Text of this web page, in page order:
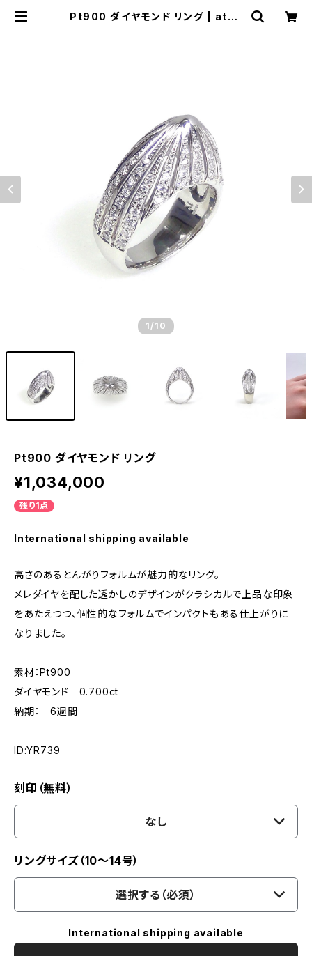
Pt900 ダイヤモンド リング | ateli
1 /10
Pt900 ダイヤモンド リング
¥1,034,000
残り1点
International shipping available
高さのあるとんがりフォルムが魅力的なリング。
メレダイヤを配した透かしのデザインがクラシカルで上品な印象
をあたえつつ、個性的なフォルムでインパクトもある仕上がりに
なりました。
素材：Pt900
ダイヤモンド 0.700ct
納期： 6週間
ID:YR739
刻印（無料）
なし
リングサイズ（10～14号）
選択する（必須）
International shipping available